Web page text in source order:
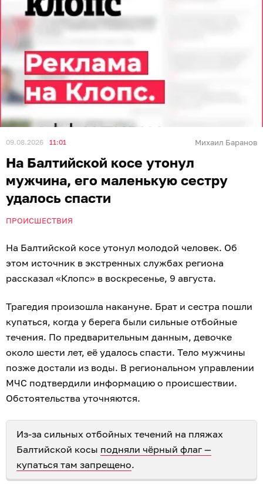
09.08.2026 11:01 Михаил Баранов
На Балтийской косе утонул
мужчина, его маленькую сестру
удалось спасти
ПРОИСШЕСТВИЯ
На Балтийской косе утонул молодой человек. Об
этом источник в экстренных службах региона
рассказал «Клопс» в воскресенье, 9 августа.
Трагедия произошла накануне. Брат и сестра пошли
купаться, когда у берега были сильные отбойные
течения. По предварительным данным, девочке
около шести лет, её удалось спасти. Тело мужчины
позже достали из воды. В региональном управлении
МЧС подтвердили информацию о происшествии.
Обстоятельства уточняются.
Из-за сильных отбойных течений на пляжах
Балтийской косы подняли чёрный флаг —
купаться там запрещено.